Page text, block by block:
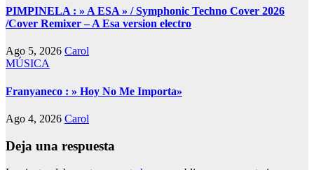
PIMPINELA : » A ESA » / Symphonic Techno Cover 2026
/Cover Remixer – A Esa version electro
Ago 5, 2026 Carol
MÚSICA
Franyaneco : » Hoy No Me Importa»
Ago 4, 2026 Carol
Deja una respuesta